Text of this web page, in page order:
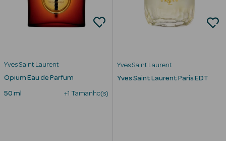
Bronzeadores
Protetores
Yves Saint Laurent
Opium Eau de Parfum
50 ml +1 Tamanho(s)
Yves Saint Laurent
Yves Saint Laurent Paris EDT